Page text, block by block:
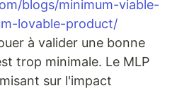
blogs/minimum-viable-
lovable-product/
à valider une bonne
trop minimale. Le MLP
sur l'impact